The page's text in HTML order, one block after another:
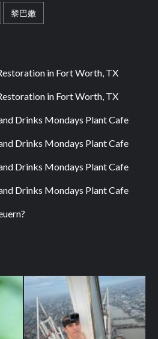
黎巴嫩
in Fort Worth, TX
in Fort Worth, TX
Drinks Mondays Plant Cafe
Drinks Mondays Plant Cafe
Drinks Mondays Plant Cafe
Drinks Mondays Plant Cafe